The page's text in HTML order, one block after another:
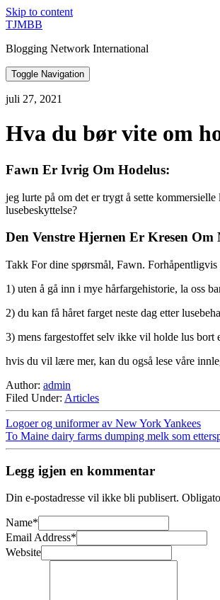
Skip to content
TJMBB
Blogging Network International
Toggle Navigation
juli 27, 2021
Hva du bør vite om
Fawn Er Ivrig Om Hodelus:
jeg lurte på om det er trygt å sette
lusebeskyttelse?
Den Venstre Hjernen Er Kresen Om
Takk For dine spørsmål, Fawn. Forhåpentligvis
1) uten å gå inn i mye hårfargehistorie, la oss
2) du kan få håret farget neste dag etter
3) mens fargestoffet selv ikke vil holde lus bort
hvis du vil lære mer, kan du også lese våre
Author: admin
Filed Under: Articles
Logoer og uniformer av New York Yankees
To Maine dairy farms dumping melk som
Legg igjen en kommentar
Din e-postadresse vil ikke bli publisert.
Name*
Email Address*
Website